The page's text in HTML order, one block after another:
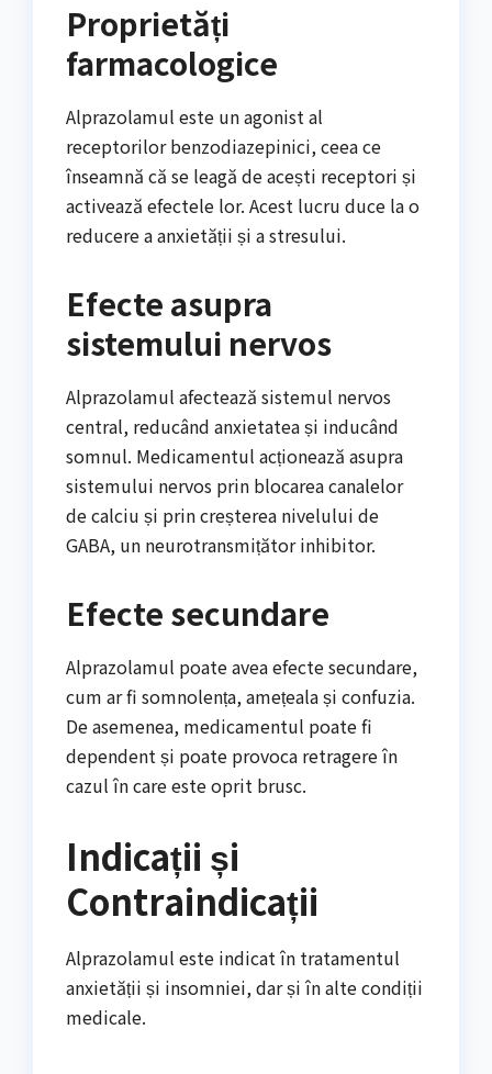
Proprietăți
farmacologice
Alprazolamul este un agonist al
receptorilor benzodiazepinici, ceea ce
înseamnă că se leagă de acești receptori și
activează efectele lor. Acest lucru duce la o
reducere a anxietății și a stresului.
Efecte asupra
sistemului nervos
Alprazolamul afectează sistemul nervos
central, reducând anxietatea și inducând
somnul. Medicamentul acționează asupra
sistemului nervos prin blocarea canalelor
de calciu și prin creșterea nivelului de
GABA, un neurotransmițător inhibitor.
Efecte secundare
Alprazolamul poate avea efecte secundare,
cum ar fi somnolența, amețeala și confuzia.
De asemenea, medicamentul poate fi
dependent și poate provoca retragere în
cazul în care este oprit brusc.
Indicații și
Contraindicații
Alprazolamul este indicat în tratamentul
anxietății și insomniei, dar și în alte condiții
medicale.